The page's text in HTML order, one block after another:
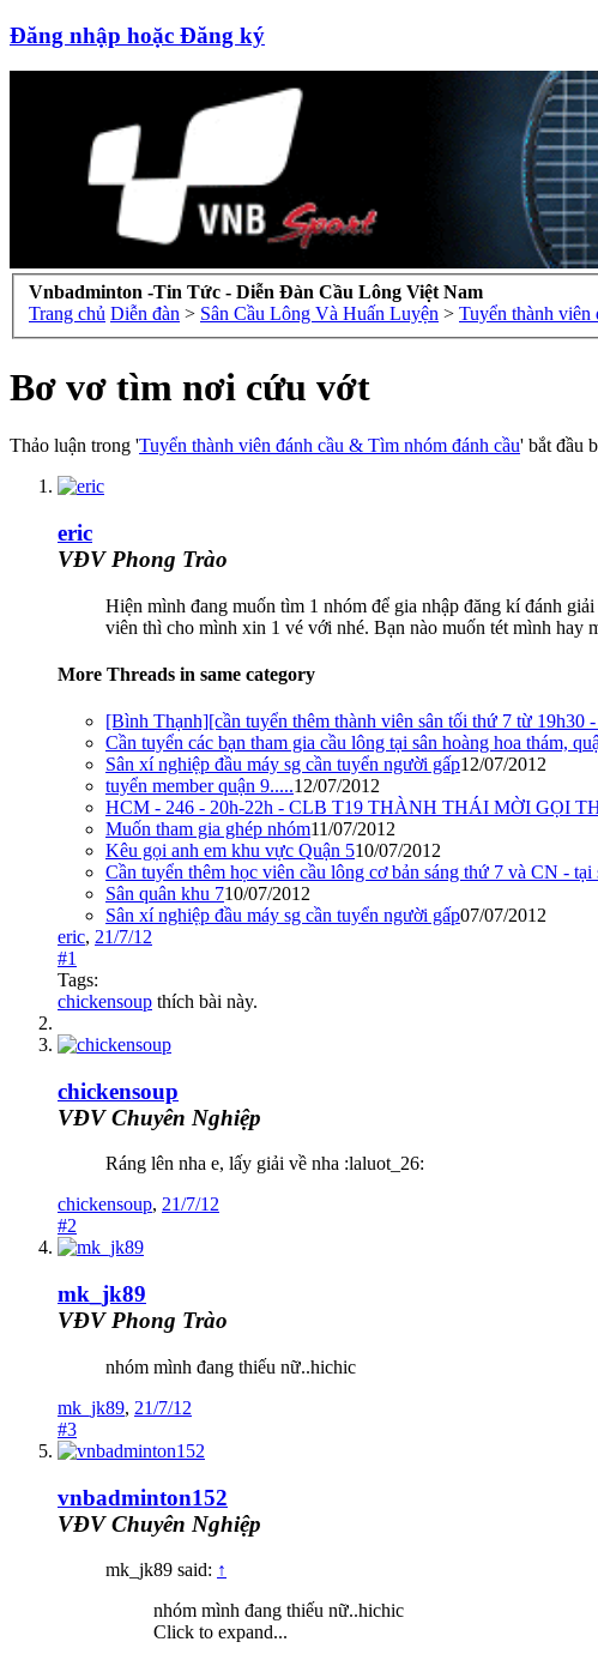
Đăng nhập hoặc Đăng ký
Vnbadminton -Tin Tức - Diễn Đàn Cầu Lông Việt Nam
Trang chủ Diễn đàn > Sân Cầu Lông Và Huấn Luyện > Tuyển thành viên
Bơ vơ tìm nơi cứu vớt
Thảo luận trong 'Tuyển thành viên đánh cầu & Tìm nhóm đánh cầu' bắt đầu
eric
VĐV Phong Trào
Hiện mình đang muốn tìm 1 nhóm để gia nhập đăng kí đánh
viên thì cho mình xin 1 vé với nhé. Bạn nào muốn tét mình hay
More Threads in same category
[Bình Thạnh][cần tuyển thêm thành viên sân tối thứ 7 từ 19h30
Cần tuyển các bạn tham gia cầu lông tại sân hoàng hoa thám,
Sân xí nghiệp đầu máy sg cần tuyển người gấp12/07/2012
tuyển member quận 9.....12/07/2012
HCM - 246 - 20h-22h - CLB T19 THÀNH THÁI MỜI GỌI
Muốn tham gia ghép nhóm11/07/2012
Kêu gọi anh em khu vực Quận 510/07/2012
Cần tuyển thêm học viên cầu lông cơ bản sáng thứ 7 và CN - tại
Sân quân khu 710/07/2012
Sân xí nghiệp đầu máy sg cần tuyển người gấp07/07/2012
eric, 21/7/12
#1
Tags:
chickensoup thích bài này.
chickensoup
VĐV Chuyên Nghiệp
Ráng lên nha e, lấy giải về nha :laluot_26:
chickensoup, 21/7/12
#2
mk_jk89
VĐV Phong Trào
nhóm mình đang thiếu nữ..hichic
mk_jk89, 21/7/12
#3
vnbadminton152
VĐV Chuyên Nghiệp
mk_jk89 said: ↑
nhóm mình đang thiếu nữ..hichic
Click to expand...